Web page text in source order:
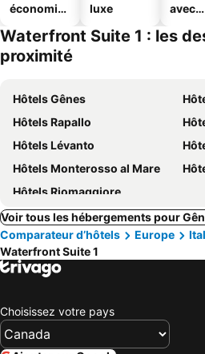
économiq
luxe
avec
Waterfront Suite 1 : les
proximité
Hôtels Gênes
Hôtels Rapallo
Hôtels Lévanto
Hôtels Monterosso al Mare
Hôtels Riomaggiore
Voir tous les hébergements pour
Comparateur d’hôtels
Europe
Waterfront Suite 1
Choisissez votre pays